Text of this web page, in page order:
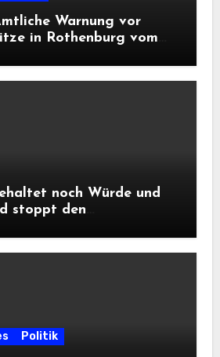
Warnung vor
in Rothenburg vom
noch Würde und
stoppt den
Politik